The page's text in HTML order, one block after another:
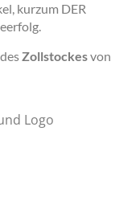
kurzum DER
des Zollstockesvon
Logo